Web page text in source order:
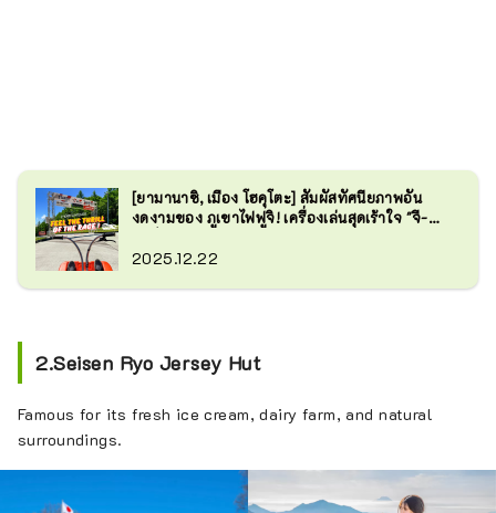
[ยามานาชิ, เมือง โฮคุโตะ] สัมผัสทัศนียภาพอัน
งดงามของ ภูเขาไฟฟูจิ! เครื่องเล่นสุดเร้าใจ "จี-
2025.12.22
2.Seisen Ryo Jersey Hut
Famous for its fresh ice cream, dairy farm, and natural
surroundings.